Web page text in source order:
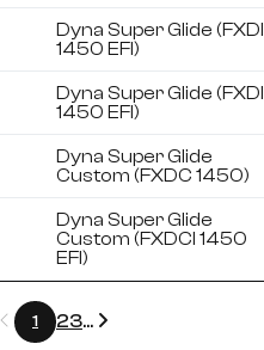
Dyna Super Glide (FXDI
1450 EFI)
Dyna Super Glide (FXDI
1450 EFI)
Dyna Super Glide
Custom (FXDC 1450)
Dyna Super Glide
Custom (FXDCI 1450
EFI)
Précédent
1 23...Suivant